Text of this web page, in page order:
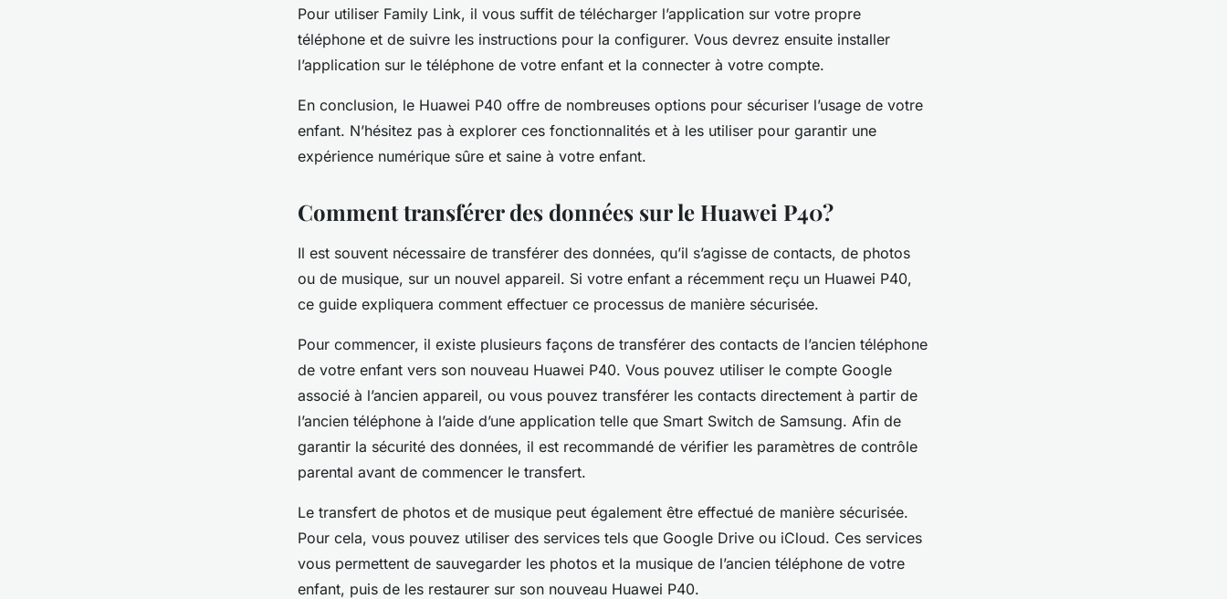
Pour utiliser Family Link, il vous suffit de télécharger l’application sur votre propre
téléphone et de suivre les instructions pour la configurer. Vous devrez ensuite installer
l’application sur le téléphone de votre enfant et la connecter à votre compte.
En conclusion, le Huawei P40 offre de nombreuses options pour sécuriser l’usage de votre
enfant. N’hésitez pas à explorer ces fonctionnalités et à les utiliser pour garantir une
expérience numérique sûre et saine à votre enfant.
Comment transférer des données sur le Huawei P40?
Il est souvent nécessaire de transférer des données, qu’il s’agisse de contacts, de photos
ou de musique, sur un nouvel appareil. Si votre enfant a récemment reçu un Huawei P40,
ce guide expliquera comment effectuer ce processus de manière sécurisée.
Pour commencer, il existe plusieurs façons de transférer des contacts de l’ancien téléphone
de votre enfant vers son nouveau Huawei P40. Vous pouvez utiliser le compte Google
associé à l’ancien appareil, ou vous pouvez transférer les contacts directement à partir de
l’ancien téléphone à l’aide d’une application telle que Smart Switch de Samsung. Afin de
garantir la sécurité des données, il est recommandé de vérifier les paramètres de contrôle
parental avant de commencer le transfert.
Le transfert de photos et de musique peut également être effectué de manière sécurisée.
Pour cela, vous pouvez utiliser des services tels que Google Drive ou iCloud. Ces services
vous permettent de sauvegarder les photos et la musique de l’ancien téléphone de votre
enfant, puis de les restaurer sur son nouveau Huawei P40.